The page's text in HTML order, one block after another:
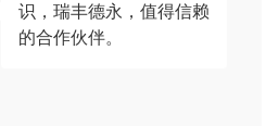
识，瑞丰德永，值得信赖
的合作伙伴。